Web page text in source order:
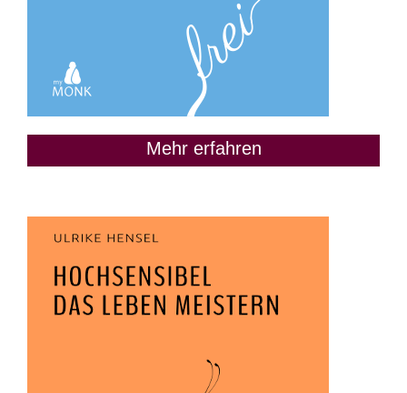
Mehr erfahren